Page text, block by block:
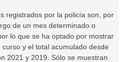
registrados por la policía son, por
de un mes determinado o
lo que se ha optado por mostrar
y el total acumulado desde
2021 y 2019. Sólo se muestran